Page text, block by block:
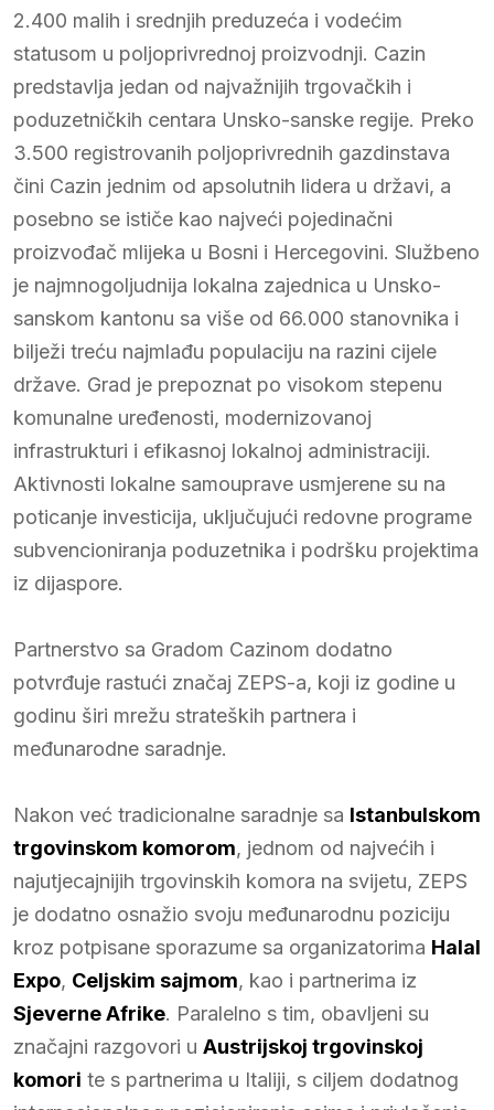
2.400 malih i srednjih preduzeća i vodećim
statusom u poljoprivrednoj proizvodnji. Cazin
predstavlja jedan od najvažnijih trgovačkih i
poduzetničkih centara Unsko-sanske regije. Preko
3.500 registrovanih poljoprivrednih gazdinstava
čini Cazin jednim od apsolutnih lidera u državi, a
posebno se ističe kao najveći pojedinačni
proizvođač mlijeka u Bosni i Hercegovini. Službeno
je najmnogoljudnija lokalna zajednica u Unsko-
sanskom kantonu sa više od 66.000 stanovnika i
bilježi treću najmlađu populaciju na razini cijele
države. Grad je prepoznat po visokom stepenu
komunalne uređenosti, modernizovanoj
infrastrukturi i efikasnoj lokalnoj administraciji.
Aktivnosti lokalne samouprave usmjerene su na
poticanje investicija, uključujući redovne programe
subvencioniranja poduzetnika i podršku projektima
iz dijaspore.
Partnerstvo sa Gradom Cazinom dodatno
potvrđuje rastući značaj ZEPS-a, koji iz godine u
godinu širi mrežu strateških partnera i
međunarodne saradnje.
Nakon već tradicionalne saradnje sa Istanbulskom
trgovinskom komorom, jednom od najvećih i
najutjecajnijih trgovinskih komora na svijetu, ZEPS
je dodatno osnažio svoju međunarodnu poziciju
kroz potpisane sporazume sa organizatorima Halal
Expo, Celjskim sajmom, kao i partnerima iz
Sjeverne Afrike. Paralelno s tim, obavljeni su
značajni razgovori u Austrijskoj trgovinskoj
komori te s partnerima u Italiji, s ciljem dodatnog